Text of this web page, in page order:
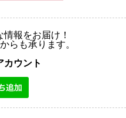
報をお届け！
らも承ります。
カウント